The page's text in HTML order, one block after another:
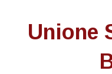
Unione